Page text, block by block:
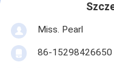
Miss. Pearl
86-15298426650